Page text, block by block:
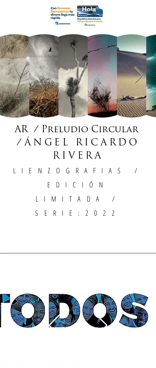
AR / Preludio Circular
/ÁNGEL RICARDO
RIVERA
LIENZOGRAFIAS
/
EDICIÓN
LIMITADA /
SERIE:2022